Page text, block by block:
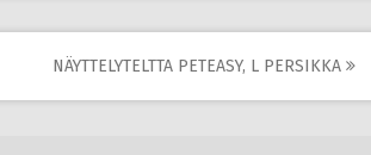
NÄYTTELYTELTTA PETEASY, L PERSIKKA